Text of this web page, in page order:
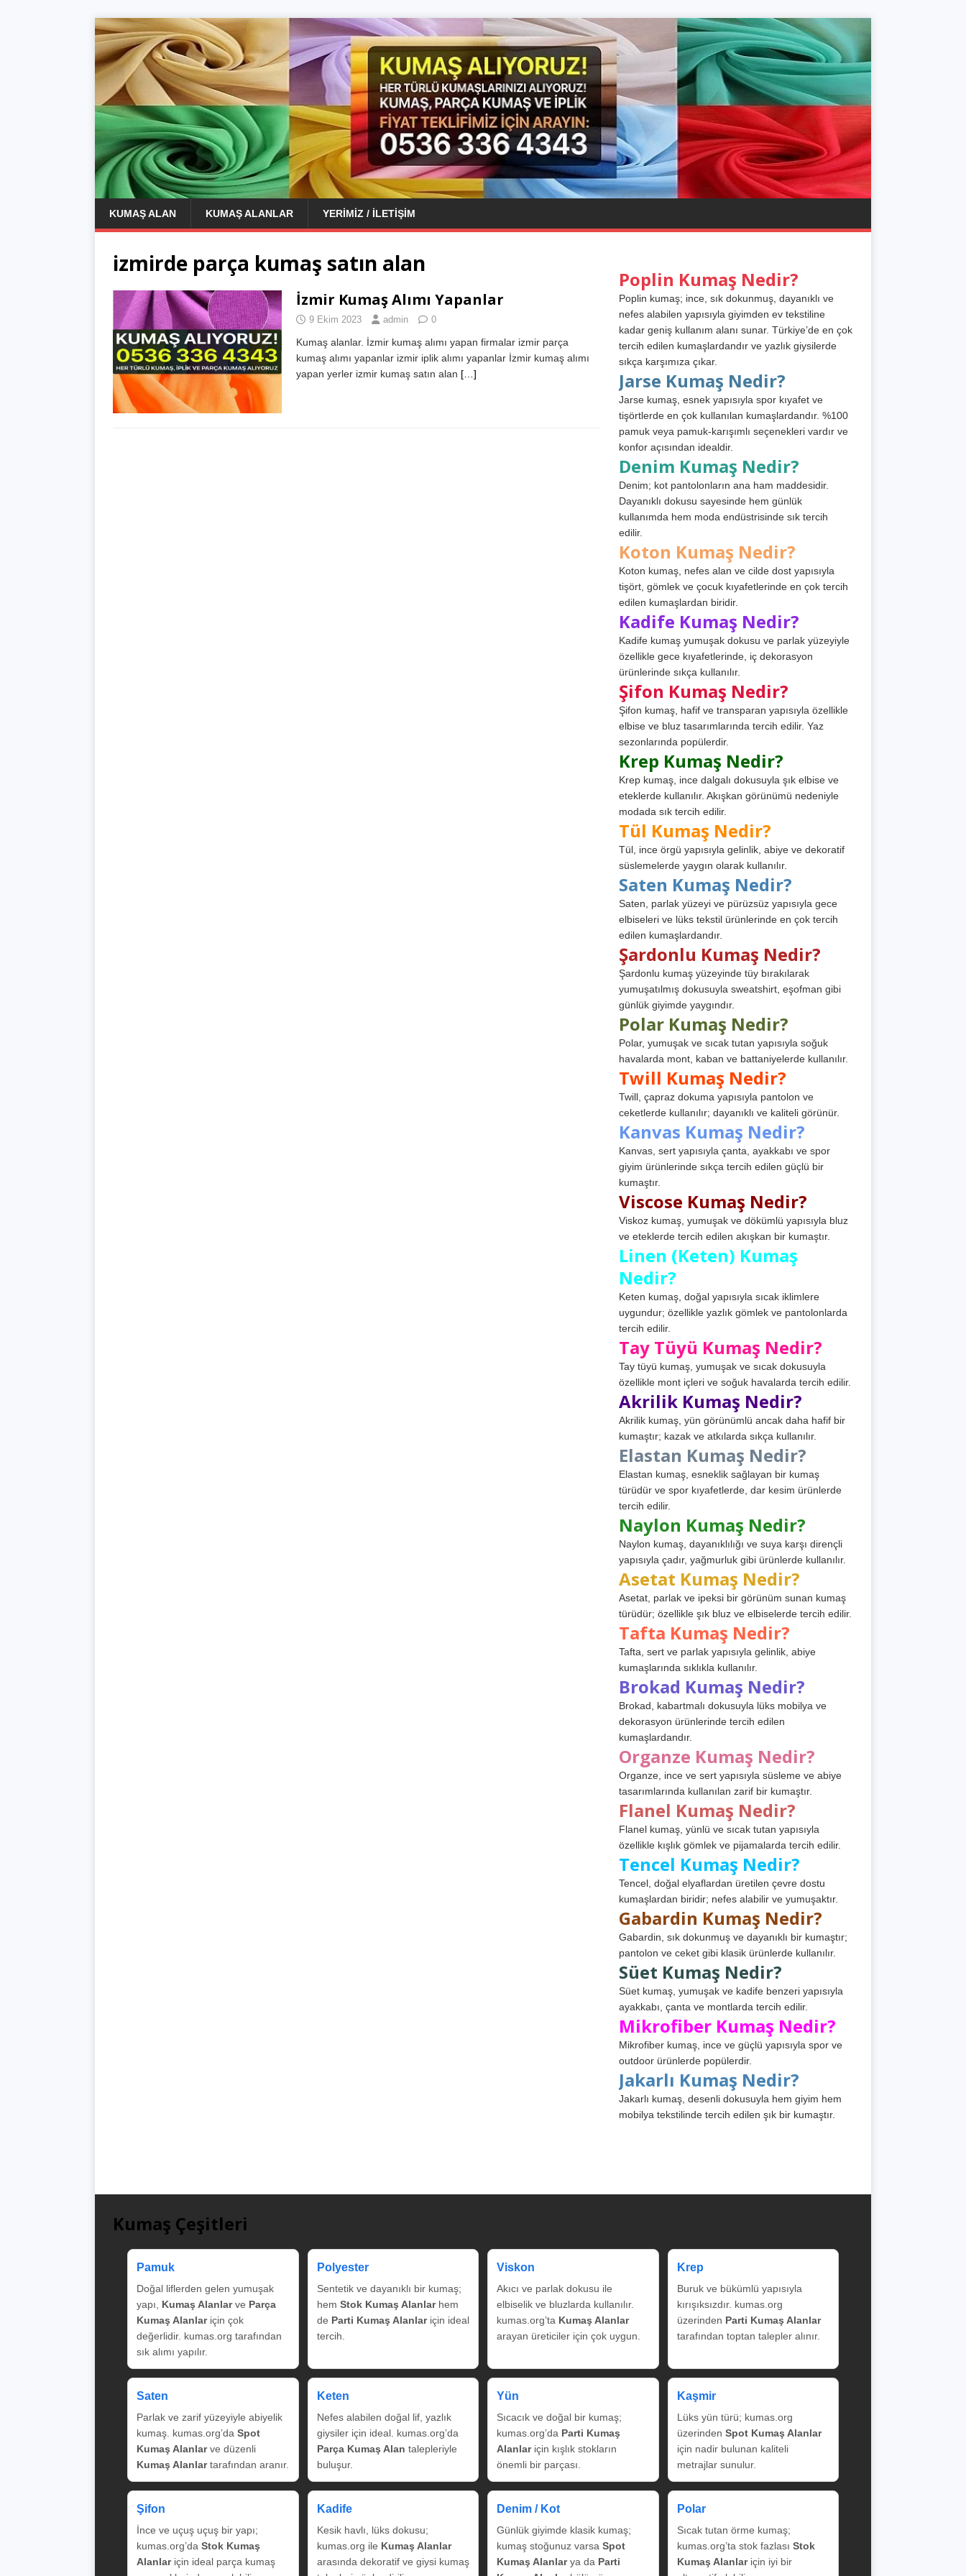
KUMAŞ ALAN KUMAŞ ALANLAR YERIMIZ / İLETIŞIM
izmirde parça kumaş satın alan
İzmir Kumaş Alımı Yapanlar
9 Ekim 2023 admin 0
Kumaş alanlar. İzmir kumaş alımı yapan firmalar izmir parça
kumaş alımı yapanlar izmir iplik alımı yapanlar İzmir kumaş alımı
yapan yerler izmir kumaş satın alan […]
Poplin Kumaş Nedir?
Poplin kumaş; ince, sık dokunmuş, dayanıklı ve
nefes alabilen yapısıyla giyimden ev tekstiline
kadar geniş kullanım alanı sunar. Türkiye’de en çok
tercih edilen kumaşlardandır ve yazlık giysilerde
sıkça karşımıza çıkar.
Jarse Kumaş Nedir?
Jarse kumaş, esnek yapısıyla spor kıyafet ve
tişörtlerde en çok kullanılan kumaşlardandır. %100
pamuk veya pamuk-karışımlı seçenekleri vardır ve
konfor açısından idealdir.
Denim Kumaş Nedir?
Denim; kot pantolonların ana ham maddesidir.
Dayanıklı dokusu sayesinde hem günlük
kullanımda hem moda endüstrisinde sık tercih
edilir.
Koton Kumaş Nedir?
Koton kumaş, nefes alan ve cilde dost yapısıyla
tişört, gömlek ve çocuk kıyafetlerinde en çok tercih
edilen kumaşlardan biridir.
Kadife Kumaş Nedir?
Kadife kumaş yumuşak dokusu ve parlak yüzeyiyle
özellikle gece kıyafetlerinde, iç dekorasyon
ürünlerinde sıkça kullanılır.
Şifon Kumaş Nedir?
Şifon kumaş, hafif ve transparan yapısıyla özellikle
elbise ve bluz tasarımlarında tercih edilir. Yaz
sezonlarında popülerdir.
Krep Kumaş Nedir?
Krep kumaş, ince dalgalı dokusuyla şık elbise ve
eteklerde kullanılır. Akışkan görünümü nedeniyle
modada sık tercih edilir.
Tül Kumaş Nedir?
Tül, ince örgü yapısıyla gelinlik, abiye ve dekoratif
süslemelerde yaygın olarak kullanılır.
Saten Kumaş Nedir?
Saten, parlak yüzeyi ve pürüzsüz yapısıyla gece
elbiseleri ve lüks tekstil ürünlerinde en çok tercih
edilen kumaşlardandır.
Şardonlu Kumaş Nedir?
Şardonlu kumaş yüzeyinde tüy bırakılarak
yumuşatılmış dokusuyla sweatshirt, eşofman gibi
günlük giyimde yaygındır.
Polar Kumaş Nedir?
Polar, yumuşak ve sıcak tutan yapısıyla soğuk
havalarda mont, kaban ve battaniyelerde kullanılır.
Twill Kumaş Nedir?
Twill, çapraz dokuma yapısıyla pantolon ve
ceketlerde kullanılır; dayanıklı ve kaliteli görünür.
Kanvas Kumaş Nedir?
Kanvas, sert yapısıyla çanta, ayakkabı ve spor
giyim ürünlerinde sıkça tercih edilen güçlü bir
kumaştır.
Viscose Kumaş Nedir?
Viskoz kumaş, yumuşak ve dökümlü yapısıyla bluz
ve eteklerde tercih edilen akışkan bir kumaştır.
Linen (Keten) Kumaş
Nedir?
Keten kumaş, doğal yapısıyla sıcak iklimlere
uygundur; özellikle yazlık gömlek ve pantolonlarda
tercih edilir.
Tay Tüyü Kumaş Nedir?
Tay tüyü kumaş, yumuşak ve sıcak dokusuyla
özellikle mont içleri ve soğuk havalarda tercih edilir.
Akrilik Kumaş Nedir?
Akrilik kumaş, yün görünümlü ancak daha hafif bir
kumaştır; kazak ve atkılarda sıkça kullanılır.
Elastan Kumaş Nedir?
Elastan kumaş, esneklik sağlayan bir kumaş
türüdür ve spor kıyafetlerde, dar kesim ürünlerde
tercih edilir.
Naylon Kumaş Nedir?
Naylon kumaş, dayanıklılığı ve suya karşı dirençli
yapısıyla çadır, yağmurluk gibi ürünlerde kullanılır.
Asetat Kumaş Nedir?
Asetat, parlak ve ipeksi bir görünüm sunan kumaş
türüdür; özellikle şık bluz ve elbiselerde tercih edilir.
Tafta Kumaş Nedir?
Tafta, sert ve parlak yapısıyla gelinlik, abiye
kumaşlarında sıklıkla kullanılır.
Brokad Kumaş Nedir?
Brokad, kabartmalı dokusuyla lüks mobilya ve
dekorasyon ürünlerinde tercih edilen
kumaşlardandır.
Organze Kumaş Nedir?
Organze, ince ve sert yapısıyla süsleme ve abiye
tasarımlarında kullanılan zarif bir kumaştır.
Flanel Kumaş Nedir?
Flanel kumaş, yünlü ve sıcak tutan yapısıyla
özellikle kışlık gömlek ve pijamalarda tercih edilir.
Tencel Kumaş Nedir?
Tencel, doğal elyaflardan üretilen çevre dostu
kumaşlardan biridir; nefes alabilir ve yumuşaktır.
Gabardin Kumaş Nedir?
Gabardin, sık dokunmuş ve dayanıklı bir kumaştır;
pantolon ve ceket gibi klasik ürünlerde kullanılır.
Süet Kumaş Nedir?
Süet kumaş, yumuşak ve kadife benzeri yapısıyla
ayakkabı, çanta ve montlarda tercih edilir.
Mikrofiber Kumaş Nedir?
Mikrofiber kumaş, ince ve güçlü yapısıyla spor ve
outdoor ürünlerde popülerdir.
Jakarlı Kumaş Nedir?
Jakarlı kumaş, desenli dokusuyla hem giyim hem
mobilya tekstilinde tercih edilen şık bir kumaştır.
Kumaş Çeşitleri
Pamuk
Doğal liflerden gelen yumuşak
yapı, Kumaş Alanlarve Parça
Kumaş Alanlariçin çok
değerlidir. kumas.org tarafından
sık alımı yapılır.
Polyester
Sentetik ve dayanıklı bir kumaş;
hem Stok Kumaş Alanlarhem
de Parti Kumaş Alanlariçin ideal
tercih.
Viskon
Akıcı ve parlak dokusu ile
elbiselik ve bluzlarda kullanılır.
kumas.org’ta Kumaş Alanlar
arayan üreticiler için çok uygun.
Krep
Buruk ve bükümlü yapısıyla
kırışıksızdır. kumas.org
üzerinden Parti Kumaş Alanlar
tarafından toptan talepler alınır.
Saten
Parlak ve zarif yüzeyiyle abiyelik
kumaş. kumas.org’da Spot
Kumaş Alanlarve düzenli
Kumaş Alanlartarafından aranır.
Keten
Nefes alabilen doğal lif, yazlık
giysiler için ideal. kumas.org’da
Parça Kumaş Alan talepleriyle
buluşur.
Yün
Sıcacık ve doğal bir kumaş;
kumas.org’da Parti Kumaş
Alanlariçin kışlık stokların
önemli bir parçası.
Kaşmir
Lüks yün türü; kumas.org
üzerinden Spot Kumaş Alanlar
için nadir bulunan kaliteli
metrajlar sunulur.
Şifon
İnce ve uçuş uçuş bir yapı;
kumas.org’da Stok Kumaş
Alanlariçin ideal parça kumaş
Kadife
Kesik havlı, lüks dokusu;
kumas.org ile Kumaş Alanlar
arasında dekoratif ve giysi kumaş
Denim / Kot
Günlük giyimde klasik kumaş;
kumaş stoğunuz varsa Spot
Kumaş Alanlarya da Parti
Polar
Sıcak tutan örme kumaş;
kumas.org’ta stok fazlası Stok
Kumaş Alanlariçin iyi bir